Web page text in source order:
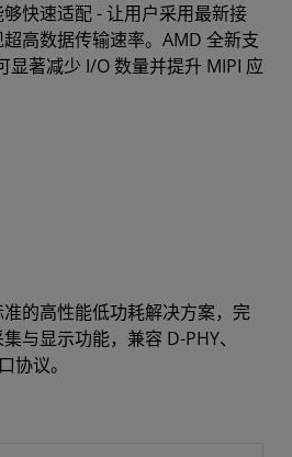
快速适配 - 让用户采用最新接
高数据传输速率。AMD 全新支
显著减少 I/O 数量并提升 MIPI 应
的高性能低功耗解决方案，完
与显示功能，兼容 D-PHY、
协议。